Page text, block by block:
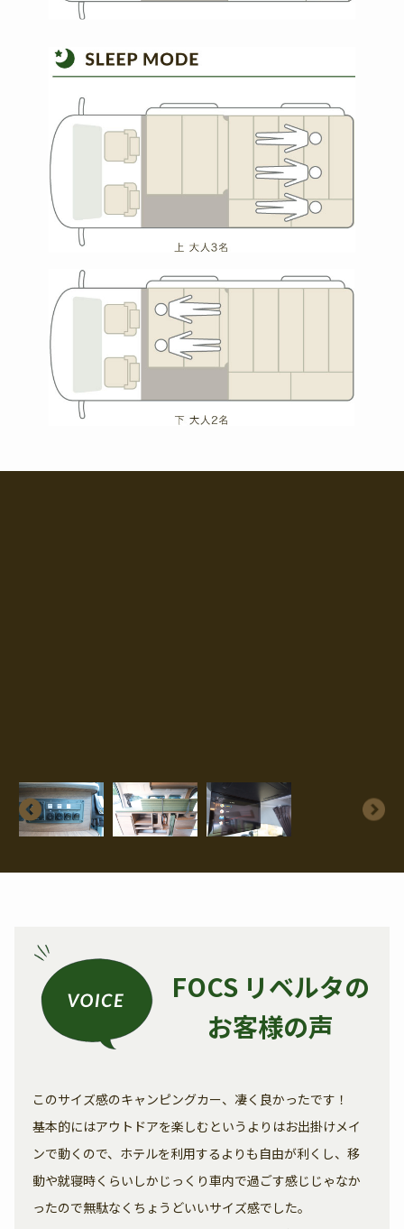
FOCS リベルタの
お客様の声
このサイズ感のキャンピングカー、凄く良かったです！
基本的にはアウトドアを楽しむというよりはお出掛けメイ
ンで動くので、ホテルを利用するよりも自由が利くし、移
動や就寝時くらいしかじっくり車内で過ごす感じじゃなか
ったので無駄なくちょうどいいサイズ感でした。